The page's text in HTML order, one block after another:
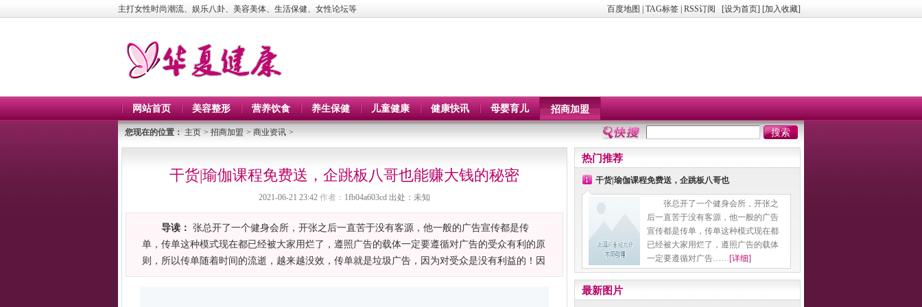
主打女性时尚潮流、娱乐八卦、美容美体、生活保健、女性论坛等 百度地图 TAG标签 RSS订阅 [设为首页] [加入收藏]
网站首页 美容整形 营养饮食 养生保健 儿童健康 健康快讯 母婴育儿 招商加盟
您现在的位置： 主页 > 招商加盟 > 商业资讯 >
干货|瑜伽课程免费送，企跳板八哥也能赚大钱的秘密
2021-06-21 23:42 作者： 1fb04a603cd 出处：未知
导读： 张总开了一个健身会所，开张之后一直苦于没有客源，他一般的广告宣传都是传
单，传单这种模式现在都已经被大家用烂了，遵照广告的载体一定要遵循对广告的受众有利的原
则，所以传单随着时间的流逝，越来越没效，传单就是垃圾广告，因为对受众是没有利益的！因
热门推荐
干货|瑜伽课程免费送，企跳板八哥也
张总开了一个健身会所，开张之
后一直苦于没有客源，他一般的广告
宣传都是传单，传单这种模式现在都
已经被大家用烂了，遵照广告的载体
一定要遵循对广告……[详细]
最新图片